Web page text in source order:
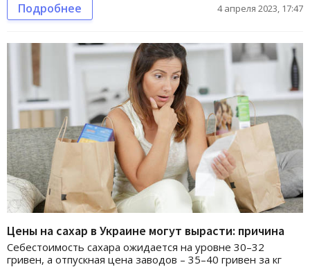
Подробнее 4 апреля 2023, 17:47
Цены на сахар в Украине могут вырасти: причина
Себестоимость сахара ожидается на уровне 30–32
гривен, а отпускная цена заводов – 35–40 гривен за кг